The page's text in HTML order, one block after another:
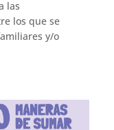
las
los que se
y/o